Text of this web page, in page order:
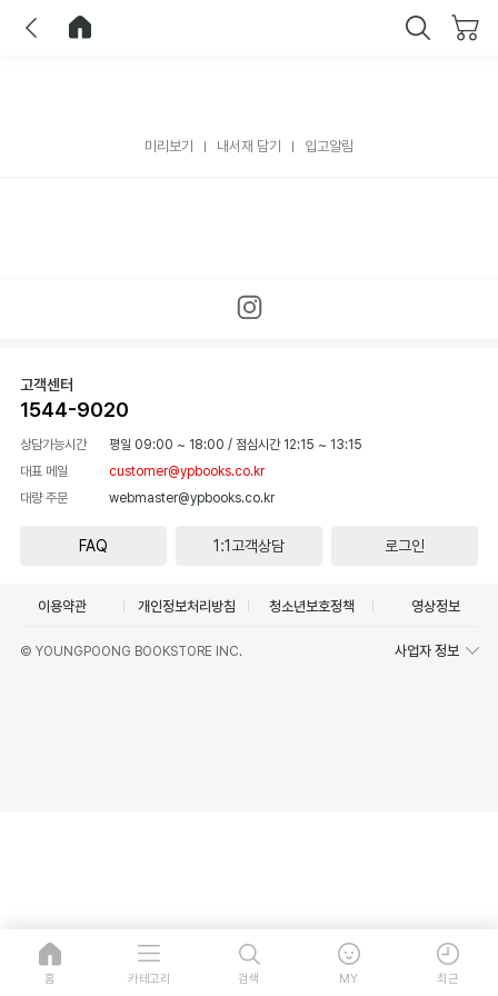
미리보기 내서재 담기 입고알림
고객센터
1544-9020
상담가능시간 평일 09:00 ~ 18:00 / 점심시간 12:15 ~ 13:15
대표 메일
customer@ypbooks.co.kr
대량 주문
webmaster@ypbooks.co.kr
FAQ 1:1고객상담 로그인
이용약관 개인정보처리방침 청소년보호정책 영상정보
© YOUNGPOONG BOOKSTORE INC. 사업자 정보
홈 카테고리 검색 MY 최근